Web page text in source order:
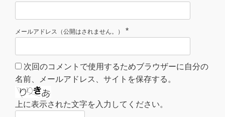
メールアドレス（公開はされません。） *
次回のコメントで使用するためブラウザーに自分の
名前、メールアドレス、サイトを保存する。
上に表示された文字を入力してください。